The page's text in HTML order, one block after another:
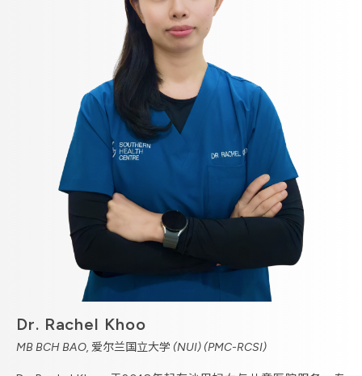
Dr. Rachel Khoo
MB BCH BAO, 爱尔兰国立大学 (NUI) (PMC-RCSI)